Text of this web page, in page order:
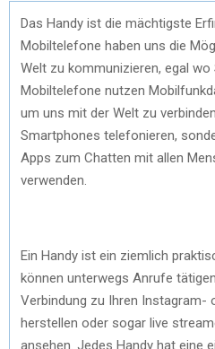
Das Handy ist die mächtigste
Mobiltelefone haben uns die
Welt zu kommunizieren, egal wo
Mobiltelefone nutzen
um uns mit der Welt zu
Smartphones telefonieren,
Apps zum Chatten mit allen
verwenden.
Ein Handy ist ein ziemlich
können unterwegs Anrufe
Verbindung zu Ihren Instagram-
herstellen oder sogar live
ansehen. Jedes Handy hat eine